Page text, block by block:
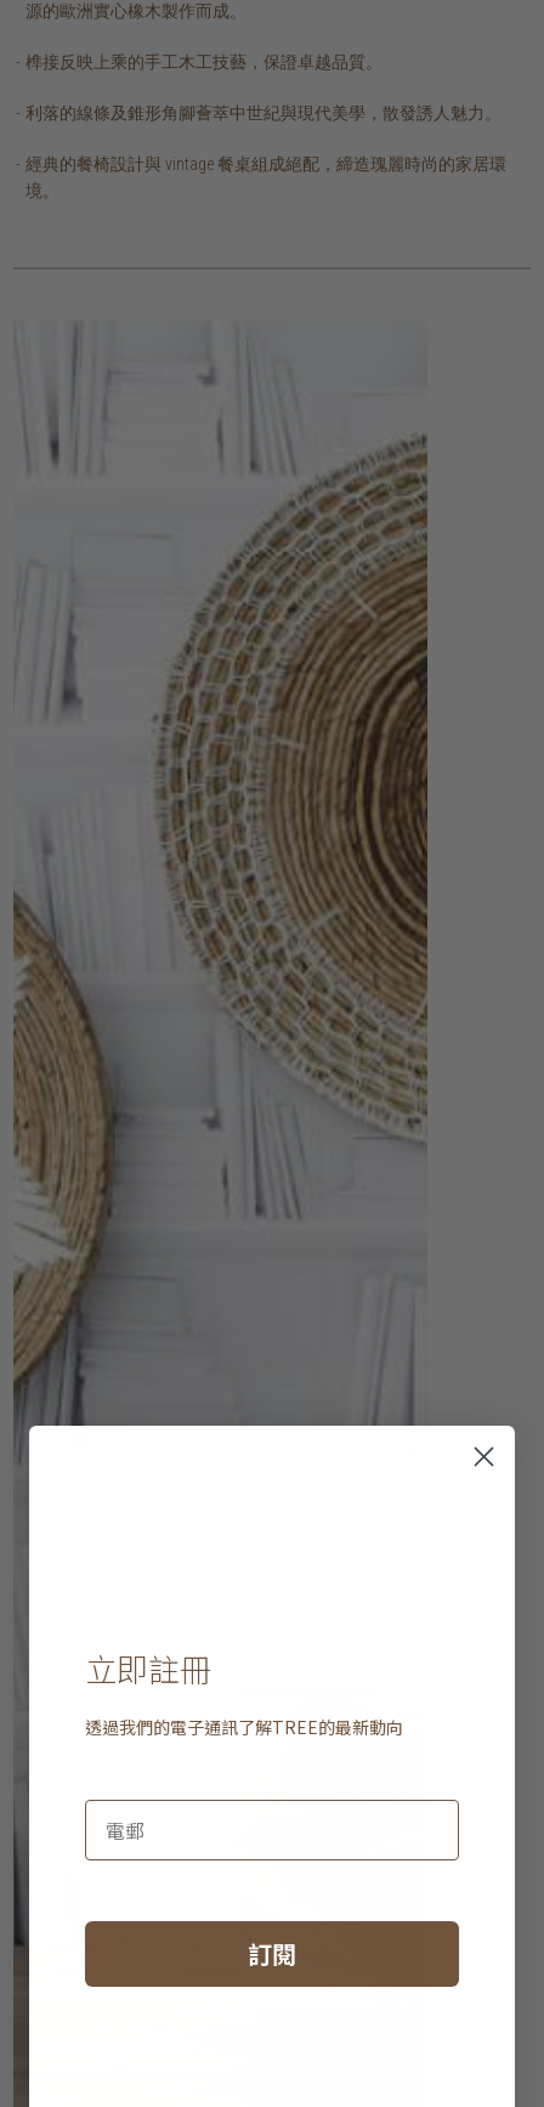
源的歐洲實心橡木製作而成。
榫接反映上乘的手工木工技藝，保證卓越品質。
利落的線條及錐形角腳薈萃中世紀與現代美學，散發誘人魅力。
經典的餐椅設計與 vintage 餐桌組成絕配，締造瑰麗時尚的家居環
境。
立即註冊
透過我們的電子通訊了解TREE的最新動向
訂閱